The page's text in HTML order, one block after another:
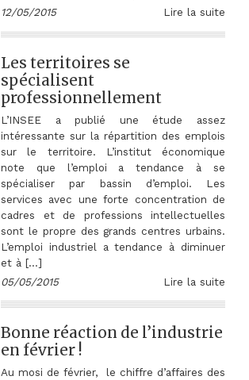
12/05/2015
Lire la suite
Les territoires se
spécialisent
professionnellement
L’INSEE a publié une étude assez
intéressante sur la répartition des emplois
sur le territoire. L’institut économique
note que l’emploi a tendance à se
spécialiser par bassin d’emploi. Les
services avec une forte concentration de
cadres et de professions intellectuelles
sont le propre des grands centres urbains.
L’emploi industriel a tendance à diminuer
et à […]
05/05/2015
Lire la suite
Bonne réaction de l’industrie
en février !
Au mosi de février, le chiffre d’affaires des